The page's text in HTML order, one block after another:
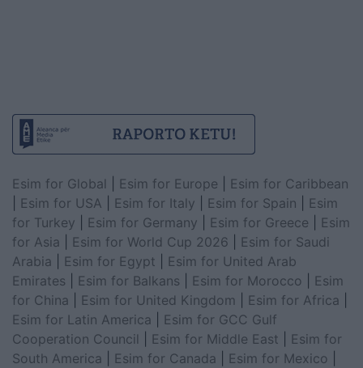
Esim for Global Esim for Europe
Esim for Caribbean
Esim for USA Esim for Italy Esim for Spain
Esim
for Turkey
Esim for Germany Esim for Greece
Esim
for Asia
Esim for World Cup 2026
Esim for Saudi
Arabia
Esim for Egypt
Esim for United Arab
Emirates
Esim for Balkans Esim for Morocco
Esim
for China
Esim for United Kingdom Esim for Africa
Esim for Latin America
Esim for GCC Gulf
Cooperation Council
Esim for Middle East
Esim for
South America
Esim for Canada Esim for Mexico